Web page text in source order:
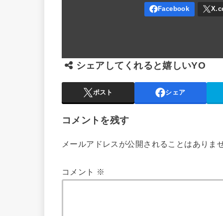
シェアしてくれると嬉しいYO
ポスト シェア
コメントを残す
メールアドレスが公開されることはありま
コメント ※